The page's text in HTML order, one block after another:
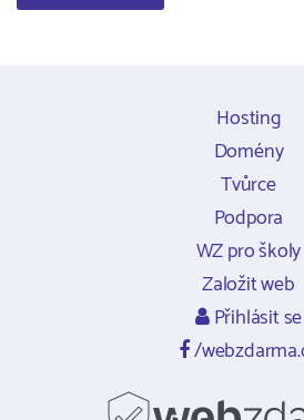
Hosting
Domény
Tvůrce
Podpora
WZ pro školy
Založit web
Přihlásit se
/